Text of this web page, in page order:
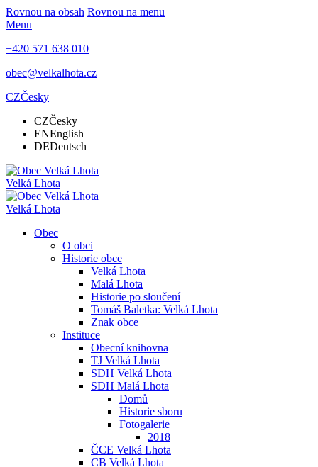
Rovnou na obsah Rovnou na menu
Menu
+420 571 638 010
obec@velkalhota.cz
CZČesky
CZČesky
ENEnglish
DEDeutsch
Velká Lhota
Velká Lhota
Obec
O obci
Historie obce
Velká Lhota
Malá Lhota
Historie po sloučení
Tomáš Baletka: Velká Lhota
Znak obce
Instituce
Obecní knihovna
TJ Velká Lhota
SDH Velká Lhota
SDH Malá Lhota
Domů
Historie sboru
Fotogalerie
2018
ČCE Velká Lhota
CB Velká Lhota